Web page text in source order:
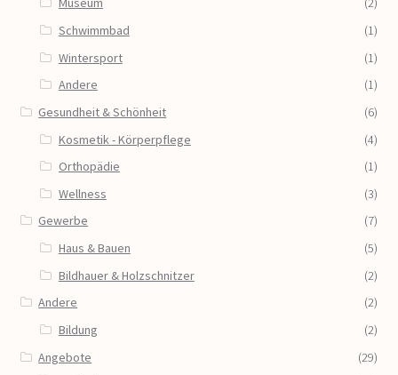
Schwimmbad
(1)
Wintersport
(1)
Andere
(1)
Gesundheit & Schönheit
(6)
Kosmetik - Körperpflege
(4)
Orthopädie
(1)
Wellness
(3)
Gewerbe
(7)
Haus & Bauen
(5)
Bildhauer & Holzschnitzer
(2)
Andere
(2)
Bildung
(2)
Angebote
(29)